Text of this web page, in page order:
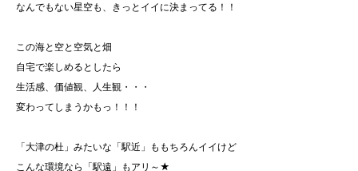
なんでもない星空も、きっとイイに決まってる！！
この海と空と空気と畑
自宅で楽しめるとしたら
生活感、価値観、人生観・・・
変わってしまうかもっ！！！
「大津の杜」みたいな「駅近」ももちろんイイけど
こんな環境なら「駅遠」もアリ～★